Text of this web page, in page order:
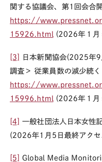
関する協議会、第1 回会合
https://
15926.html
(2026年１月
[3] 日本新聞協会(2025年9
調査＞ 従業員数の減少続く
https://
15996.html
(2026年１月
[4] 一般社団法人日本女性
(2026年1月5日最終アクセ
[5] Global Media